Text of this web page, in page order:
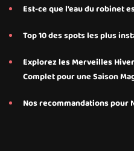
Est-ce que l’eau du robinet
Top 10 des spots les plus
Explorez les Merveilles
Complet pour une Saison
Nos recommandations pour